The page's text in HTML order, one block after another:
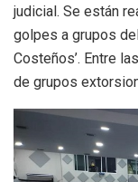
judicial. Se están
golpes a grupos
Costeños’. Entre
de grupos